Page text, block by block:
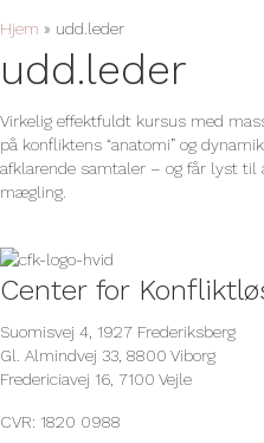
Hjem » udd.leder
udd.leder
Virkelig effektfuldt kursus med
på konfliktens “anatomi” og
afklarende samtaler – og får lyst
mægling.
Center for
Suomisvej 4, 1927 Frederiksberg
Gl. Almindvej 33, 8800 Viborg
Fredericiavej 16, 7100 Vejle
CVR: 1820 0988